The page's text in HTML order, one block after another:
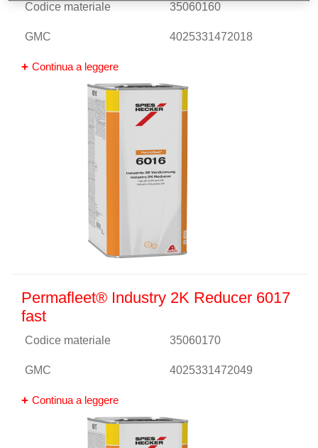
Codice materiale 35060160
GMC 4025331472018
Continua a leggere
Permafleet® Industry 2K Reducer 6017
fast
Codice materiale 35060170
GMC 4025331472049
Continua a leggere